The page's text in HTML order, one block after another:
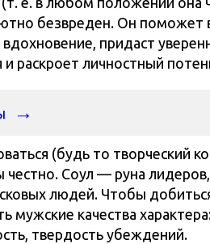
безвреден. Он поможет
придаст
раскроет личностный
(будь то творческий
Соул — руна лидеров,
людей. Чтобы
мужские качества
твердость убеждений.